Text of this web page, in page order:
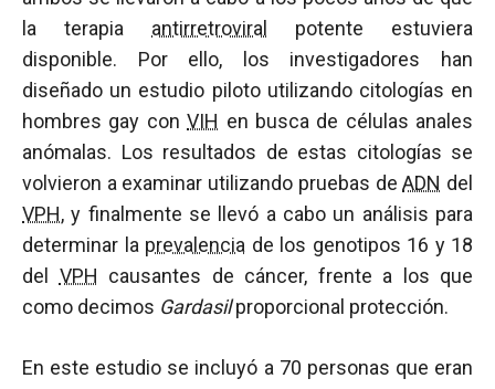
la terapia antirretroviral
potente estuviera
disponible. Por ello, los investigadores han
diseñado un estudio piloto utilizando citologías en
hombres gay conVIH en busca de células anales
anómalas. Los resultados de estas citologías se
volvieron a examinar utilizando pruebas deADN del
VPH, y finalmente se llevó a cabo un análisis para
determinar la prevalencia de los genotipos 16 y 18
del VPH causantes de cáncer, frente a los que
como decimos Gardasilproporcional protección.
En este estudio se incluyó a 70 personas que eran